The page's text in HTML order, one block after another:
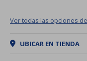
Ver todas las opciones
UBICAR EN TIENDA